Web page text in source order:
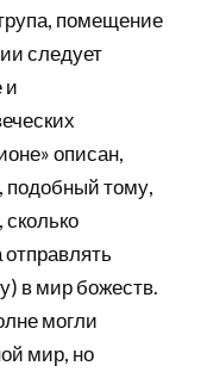
помещение
следует
и
описан,
подобный тому,
отправлять
в мир божеств.
могли
мир, но